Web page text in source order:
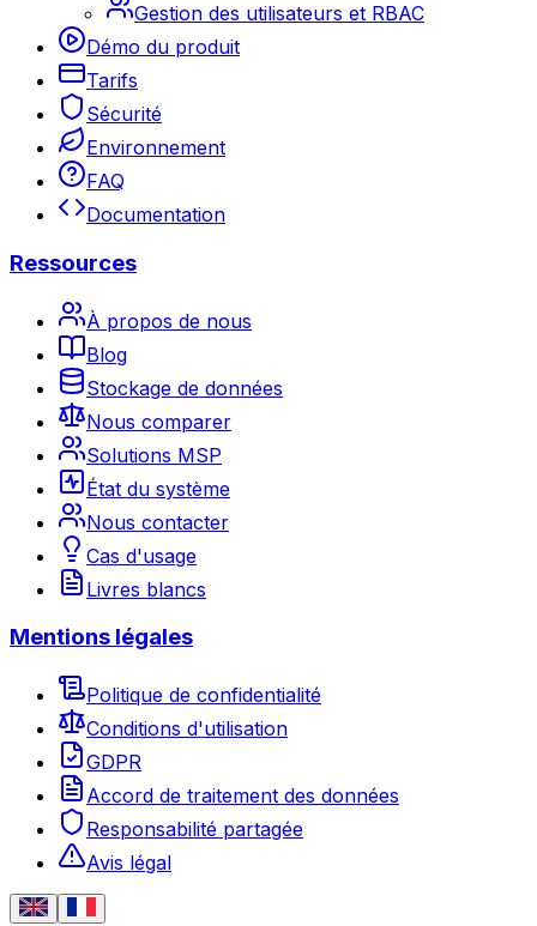
Gestion des utilisateurs et RBAC
Démo du produit
Tarifs
Sécurité
Environnement
FAQ
Documentation
Ressources
À propos de nous
Blog
Stockage de données
Nous comparer
Solutions MSP
État du système
Nous contacter
Cas d'usage
Livres blancs
Mentions légales
Politique de confidentialité
Conditions d'utilisation
GDPR
Accord de traitement des données
Responsabilité partagée
Avis légal